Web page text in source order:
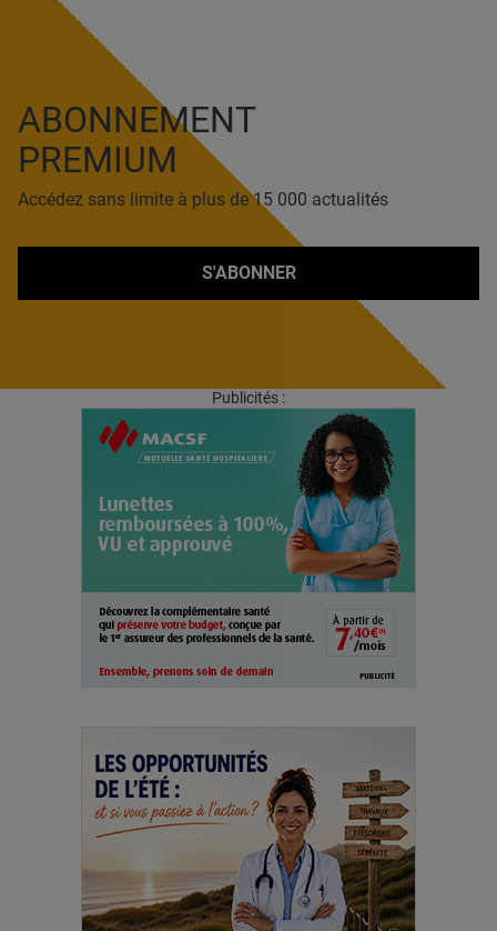
ABONNEMENT
PREMIUM
Accédez sans limite à plus de 15 000 actualités
S'ABONNER
Publicités :